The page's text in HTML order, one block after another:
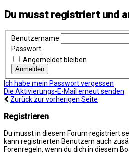
Du musst registriert und
Benutzername
Passwort
Angemeldet bleiben
Ich habe mein Passwort vergessen
Die Aktivierungs-E-Mail erneut senden
Zurück zur vorherigen Seite
Registrieren
Du musst in diesem Forum registriert
kann registrierten Benutzern auch
Forenregeln, wenn du dich in diesem